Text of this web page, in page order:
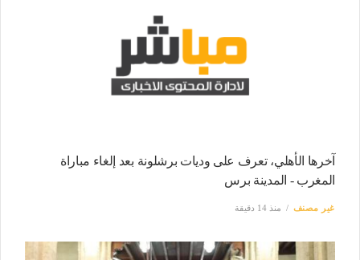
آخرها الأهلي، تعرف على وديات برشلونة بعد إلغاء مباراة
المغرب - المدينة برس
غير مصنف منذ 14 دقيقة